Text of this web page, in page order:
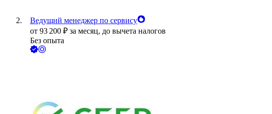
Ведущий менеджер по сервису
от 93 200 ₽ за месяц, до вычета налогов
Без опыта